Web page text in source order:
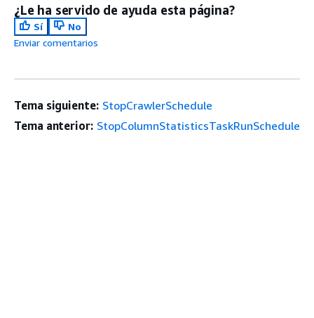
¿Le ha servido de ayuda esta página?
Sí
No
Enviar comentarios
Tema siguiente: StopCrawlerSchedule
Tema anterior: StopColumnStatisticsTaskRunSchedule